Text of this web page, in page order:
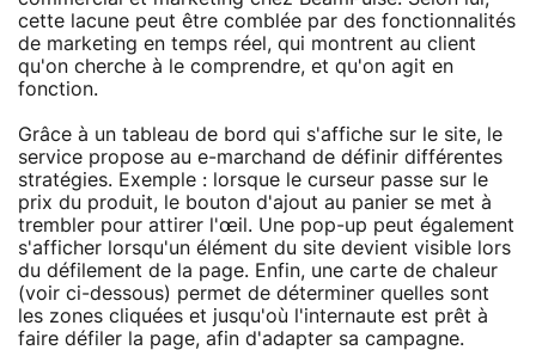
cette lacune peut être comblée par des fonctionnalités
de marketing en temps réel, qui montrent au client
qu'on cherche à le comprendre, et qu'on agit en
fonction.
Grâce à un tableau de bord qui s'affiche sur le site, le
service propose au e-marchand de définir différentes
stratégies. Exemple : lorsque le curseur passe sur le
prix du produit, le bouton d'ajout au panier se met à
trembler pour attirer l'œil. Une pop-up peut également
s'afficher lorsqu'un élément du site devient visible lors
du défilement de la page. Enfin, une carte de chaleur
(voir ci-dessous) permet de déterminer quelles sont
les zones cliquées et jusqu'où l'internaute est prêt à
faire défiler la page, afin d'adapter sa campagne.